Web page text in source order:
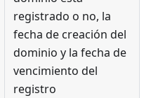
registrado o no, la
fecha de creación del
dominio y la fecha de
vencimiento del
registro